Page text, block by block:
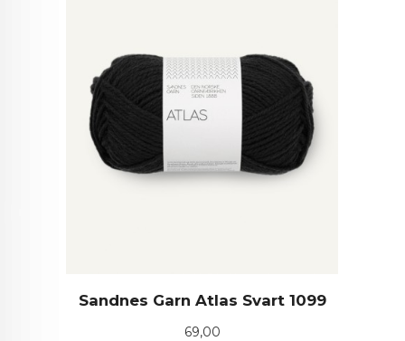
Sandnes Garn Atlas Svart 1099
Pris
69,00